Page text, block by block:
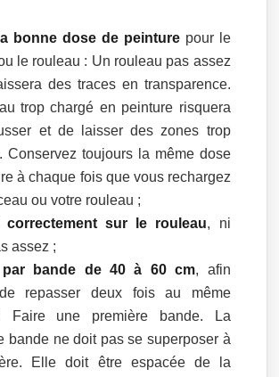
bonne dose de peinturepour le
le rouleau : Un rouleau pas assez
des traces en transparence.
trop chargé en peinture risquera
et de laisser des zones trop
Conservez toujours la même dose
à chaque fois que vous rechargez
ou votre rouleau ;
correctement sur le rouleau, ni
assez ;
par bande de 40 à 60 cm, afin
de repasser deux fois au même
Faire une première bande. La
bande ne doit pas se superposer à
Elle doit être espacée de la